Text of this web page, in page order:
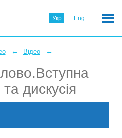
Укр Eng
← Відео ←
дискусія